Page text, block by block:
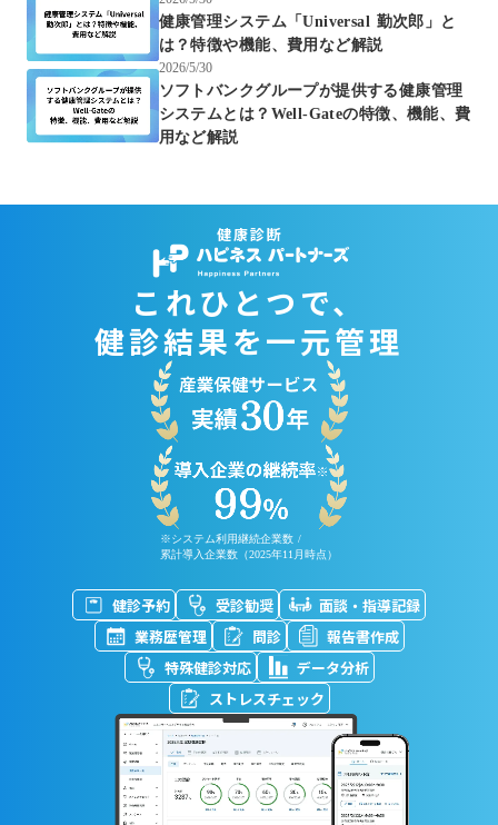
健康管理システム「Universal 勤次郎」と
は？特徴や機能、費用など解説
2026/5/30
ソフトバンクグループが提供する健康管理
システムとは？Well-Gateの特徴、機能、費
用など解説
健康診断
これひとつで、
健診結果を一元管理
※システム利用継続企業数 /
累計導入企業数（2025年11月時点）
健診予約 受診勧奨
面談・指導記録
業務歴管理
問診
報告書作成
特殊健診対応
データ分析
ストレスチェック